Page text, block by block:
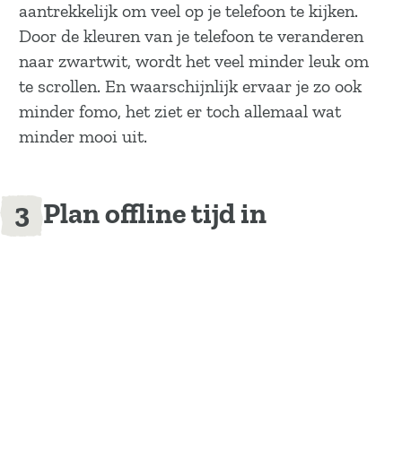
aantrekkelijk om veel op je telefoon te kijken.
Door de kleuren van je telefoon te veranderen
naar zwartwit, wordt het veel minder leuk om
te scrollen. En waarschijnlijk ervaar je zo ook
minder fomo, het ziet er toch allemaal wat
minder mooi uit.
Plan offline tijd in